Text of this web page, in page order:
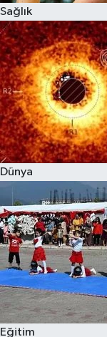
Sağlık
Dünya
Eğitim